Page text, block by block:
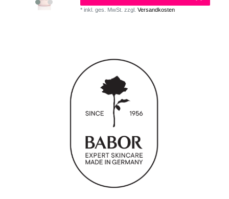
*inkl. ges. MwSt. zzgl.Versandkosten